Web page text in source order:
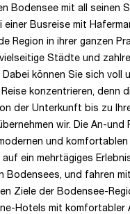
Bodensee mit all seinen
einer Busreise mit
Region in ihrer ganzen
Städte und
können Sie sich voll
konzentrieren, denn
der Unterkunft bis zu
wir. Die An-
und
auf ein mehrtägiges
Bodensees, und fahren
Ziele der Bodensee-
Hotels mit komfortabler